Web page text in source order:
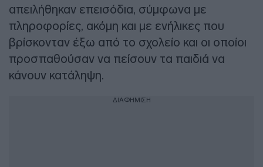
απειλήθηκαν επεισόδια, σύμφωνα με
πληροφορίες, ακόμη και με ενήλικες που
βρίσκονταν έξω από το σχολείο και οι οποίοι
προσπαθούσαν να πείσουν τα παιδιά να
κάνουν κατάληψη.
ΔΙΑΦΗΜΙΣΗ